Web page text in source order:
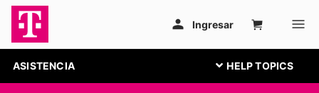
ASISTENCIA